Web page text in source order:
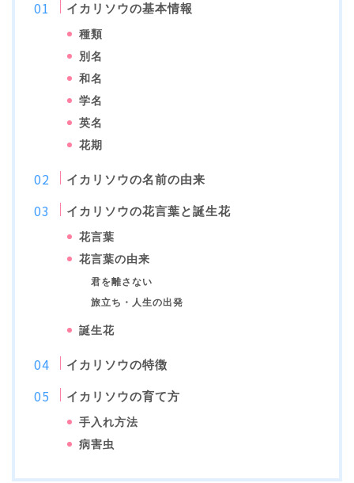
イカリソウの基本情報
種類
別名
和名
学名
英名
花期
イカリソウの名前の由来
イカリソウの花言葉と誕生花
花言葉
花言葉の由来
君を離さない
旅立ち・人生の出発
誕生花
イカリソウの特徴
イカリソウの育て方
手入れ方法
病害虫